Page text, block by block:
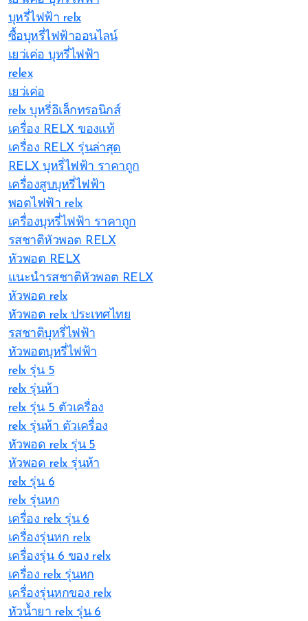
บุหรี่ไฟฟ้า relx
ซื้อบุหรี่ไฟฟ้าออนไลน์
เยว่เค่อ บุหรี่ไฟฟ้า
relex
เยว่เค่อ
relx บุหรี่อิเล็กทรอนิกส์
เครื่อง RELX ของแท้
เครื่อง RELX รุ่นล่าสุด
RELX บุหรี่ไฟฟ้า ราคาถูก
เครื่องสูบบุหรี่ไฟฟ้า
พอตไฟฟ้า relx
เครื่องบุหรี่ไฟฟ้า ราคาถูก
รสชาติหัวพอต RELX
หัวพอต RELX
แนะนำรสชาติหัวพอต RELX
หัวพอต relx
หัวพอต relx ประเทศไทย
รสชาติบุหรี่ไฟฟ้า
หัวพอตบุหรี่ไฟฟ้า
relx รุ่น 5
relx รุ่นห้า
relx รุ่น 5 ตัวเครื่อง
relx รุ่นห้า ตัวเครื่อง
หัวพอด relx รุ่น 5
หัวพอด relx รุ่นห้า
relx รุ่น 6
relx รุ่นหก
เครื่อง relx รุ่น 6
เครื่องรุ่นหก relx
เครื่องรุ่น 6 ของ relx
เครื่อง relx รุ่นหก
เครื่องรุ่นหกของ relx
หัวน้ำยา relx รุ่น 6